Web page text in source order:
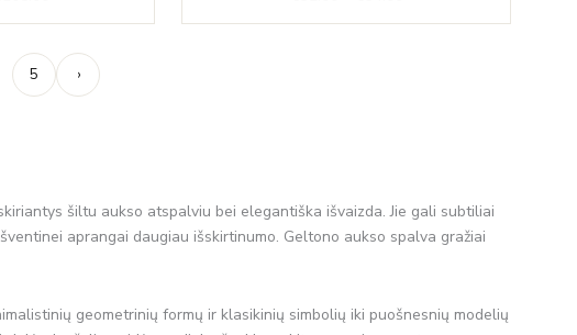
€105.00.
through
5 ›
šiltu aukso atspalviu bei elegantiška išvaizda. Jie gali subtiliai
aprangai daugiau išskirtinumo. Geltono aukso spalva gražiai
geometrinių formų ir klasikinių simbolių iki puošnesnių modelių